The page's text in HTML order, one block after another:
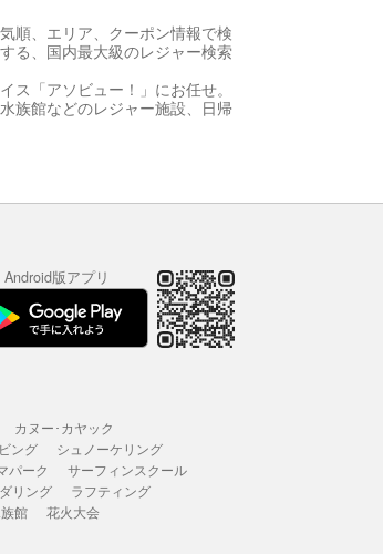
順、エリア、クーポン情報で検
る、国内最大級のレジャー検索
「アソビュー！」にお任せ。
族館などのレジャー施設、日帰
Android版アプリ
カヌー･カヤック
ング
シュノーケリング
パーク
サーフィンスクール
リング
ラフティング
館 花火大会